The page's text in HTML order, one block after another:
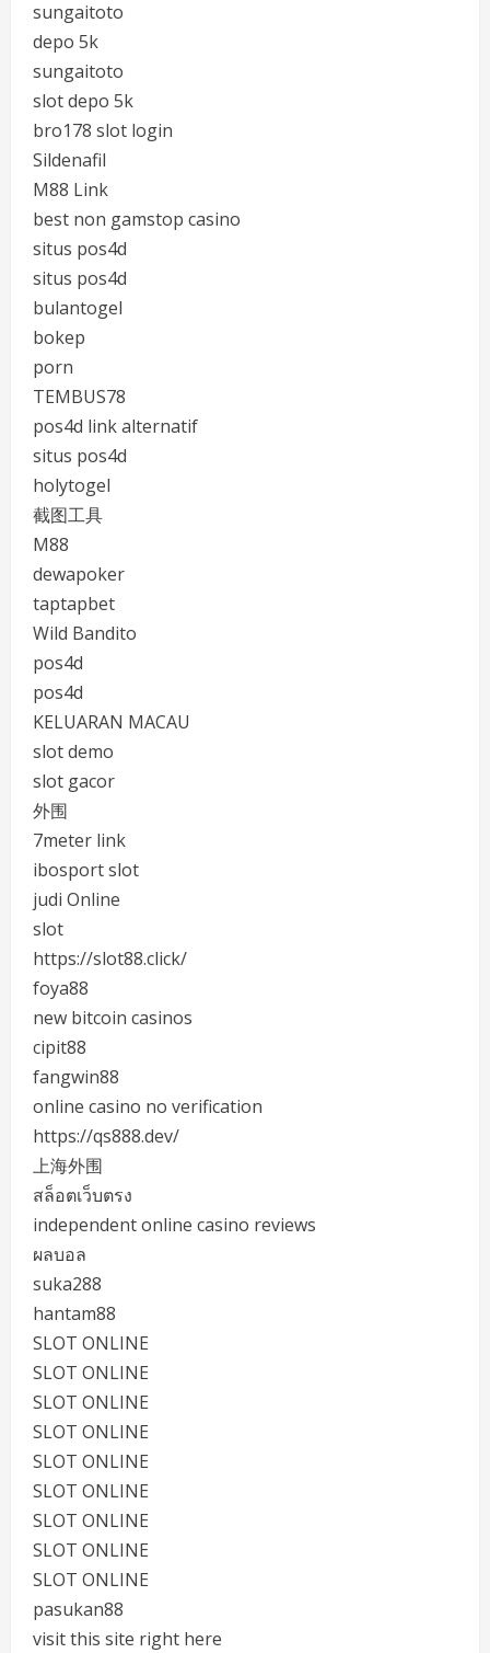
sungaitoto
depo 5k
sungaitoto
slot depo 5k
bro178 slot login
Sildenafil
M88 Link
best non gamstop casino
situs pos4d
situs pos4d
bulantogel
bokep
porn
TEMBUS78
pos4d link alternatif
situs pos4d
holytogel
截图工具
M88
dewapoker
taptapbet
Wild Bandito
pos4d
pos4d
KELUARAN MACAU
slot demo
slot gacor
外围
7meter link
ibosport slot
judi Online
slot
https://slot88.click/
foya88
new bitcoin casinos
cipit88
fangwin88
online casino no verification
https://qs888.dev/
上海外围
สล็อตเว็บตรง
independent online casino reviews
ผลบอล
suka288
hantam88
SLOT ONLINE
SLOT ONLINE
SLOT ONLINE
SLOT ONLINE
SLOT ONLINE
SLOT ONLINE
SLOT ONLINE
SLOT ONLINE
SLOT ONLINE
pasukan88
visit this site right here